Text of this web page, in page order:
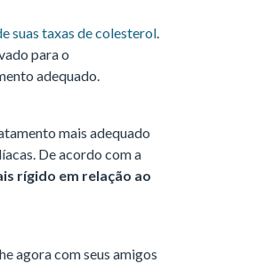
suas taxas de colesterol.
para o
adequado.
mais adequado
De acordo com a
rígido em relação ao
agora com seus amigos